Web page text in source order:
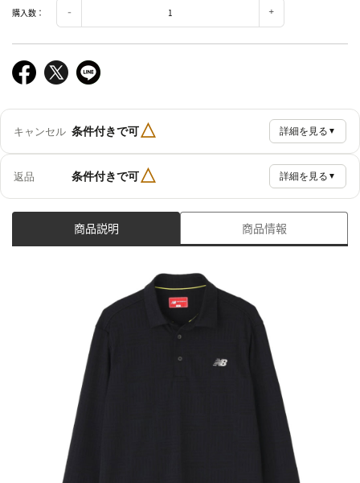
購入数：
キャンセル 条件付きで可△ 詳細を見る ▼
返品 条件付きで可△ 詳細を見る ▼
商品説明 商品情報